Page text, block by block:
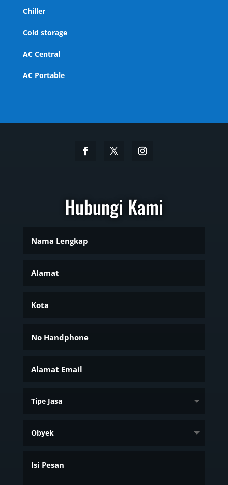
Chiller
Cold storage
AC Central
AC Portable
Hubungi Kami